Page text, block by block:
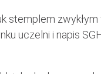
stemplem zwykłym
uczelni i napis